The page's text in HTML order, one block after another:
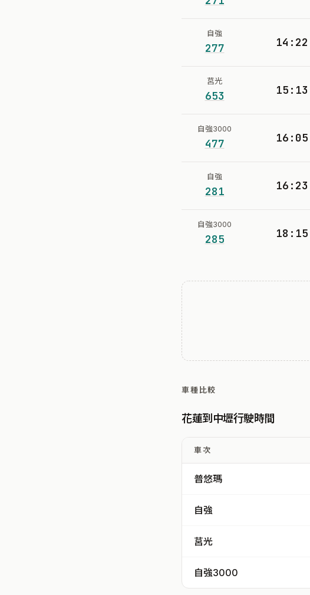
自強
277 14:22
莒光
653 15:13
自強3000
477 16:05
自強
281 16:23
自強3000
285 18:15
車種比較
花蓮到中壢行駛時間
車次
普悠瑪
自強
莒光
自強3000